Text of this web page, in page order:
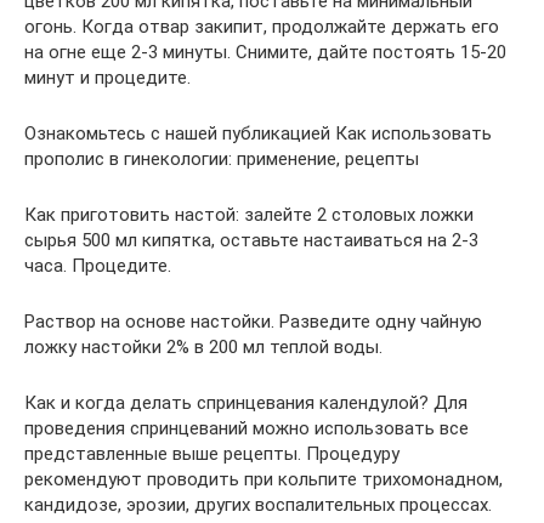
огонь. Когда отвар закипит, продолжайте держать его
на огне еще 2-3 минуты. Снимите, дайте постоять 15-20
минут и процедите.
Ознакомьтесь с нашей публикацией Как использовать
прополис в гинекологии: применение, рецепты
Как приготовить настой: залейте 2 столовых ложки
сырья 500 мл кипятка, оставьте настаиваться на 2-3
часа. Процедите.
Раствор на основе настойки. Разведите одну чайную
ложку настойки 2% в 200 мл теплой воды.
Как и когда делать спринцевания календулой? Для
проведения спринцеваний можно использовать все
представленные выше рецепты. Процедуру
рекомендуют проводить при кольпите трихомонадном,
кандидозе, эрозии, других воспалительных процессах.